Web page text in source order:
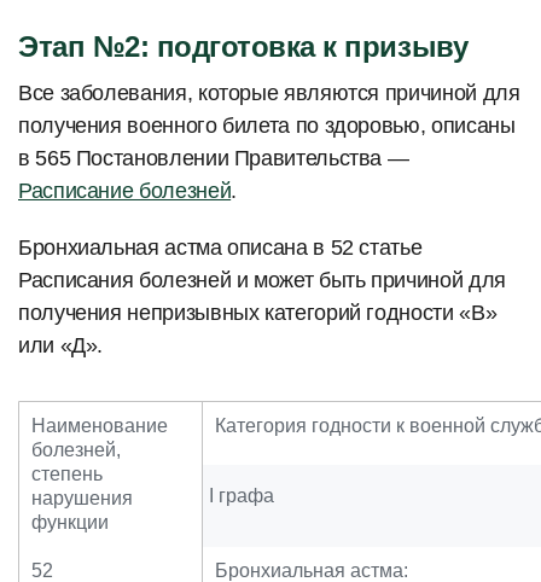
Этап №2: подготовка к призыву
Все заболевания, которые являются причиной для
получения военного билета по здоровью, описаны
в 565 Постановлении Правительства —
Расписание болезней.
Бронхиальная астма описана в 52 статье
Расписания болезней и может быть причиной для
получения непризывных категорий годности «В»
или «Д».
Наименование
болезней,
степень
нарушения
функции
Категория годности к военной
I графа
52 Бронхиальная астма: